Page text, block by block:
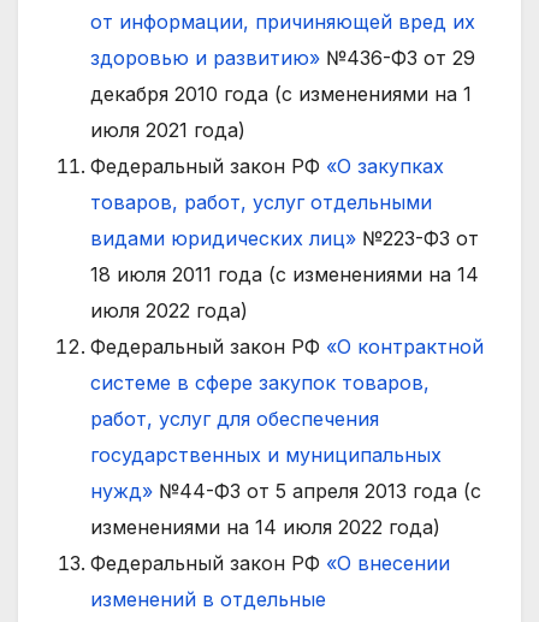
от информации, причиняющей вред их
здоровью и развитию» №436-ФЗ от 29
декабря 2010 года (с изменениями на 1
июля 2021 года)
Федеральный закон РФ «О закупках
товаров, работ, услуг отдельными
видами юридических лиц» №223-ФЗ от
18 июля 2011 года (с изменениями на 14
июля 2022 года)
Федеральный закон РФ «О контрактной
системе в сфере закупок товаров,
работ, услуг для обеспечения
государственных и муниципальных
нужд» №44-ФЗ от 5 апреля 2013 года (с
изменениями на 14 июля 2022 года)
Федеральный закон РФ «О внесении
изменений в отдельные